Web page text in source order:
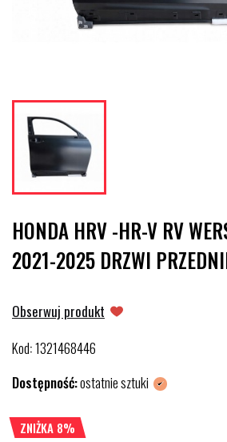
HONDA HRV -HR-V RV
2021-2025 DRZWI
Obserwuj produkt
Kod:1321468446
Dostępność:ostatnie sztuki
ZNIŻKA 8%